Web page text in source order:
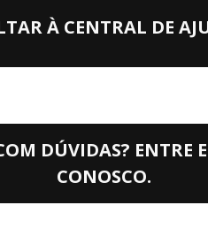
À CENTRAL DE
DÚVIDAS? ENTRE
CONOSCO.